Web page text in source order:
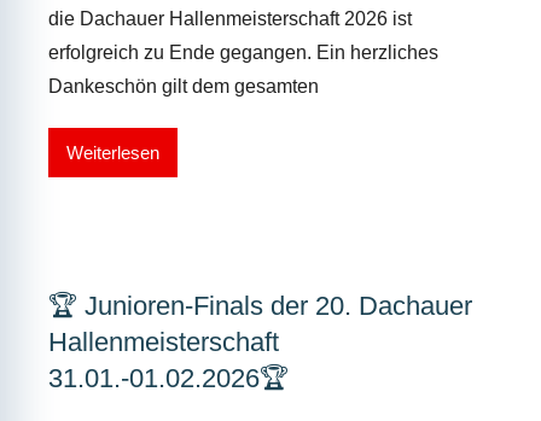
die Dachauer Hallenmeisterschaft 2026 ist
erfolgreich zu Ende gegangen. Ein herzliches
Dankeschön gilt dem gesamten
Weiterlesen
🏆 Junioren-Finals der 20. Dachauer
Hallenmeisterschaft
31.01.-01.02.2026🏆